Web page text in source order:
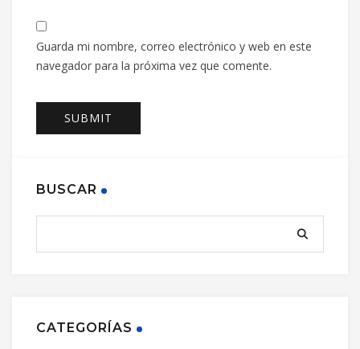
Guarda mi nombre, correo electrónico y web en este
navegador para la próxima vez que comente.
BUSCAR
CATEGORÍAS